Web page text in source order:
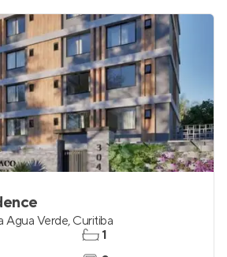
Água Verde, Curitiba
1